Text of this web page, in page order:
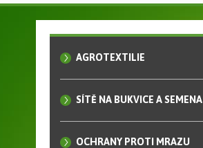
AGROTEXTILIE
SÍTĚ NA BUKVICE A SEMENA
OCHRANY PROTI MRAZU